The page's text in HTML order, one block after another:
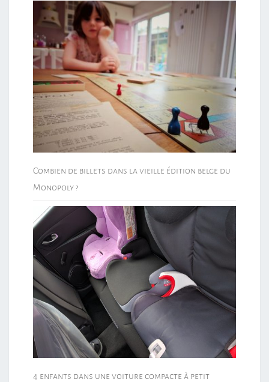
Combien de billets dans la vieille édition belge du
Monopoly ?
4 enfants dans une voiture compacte à petit